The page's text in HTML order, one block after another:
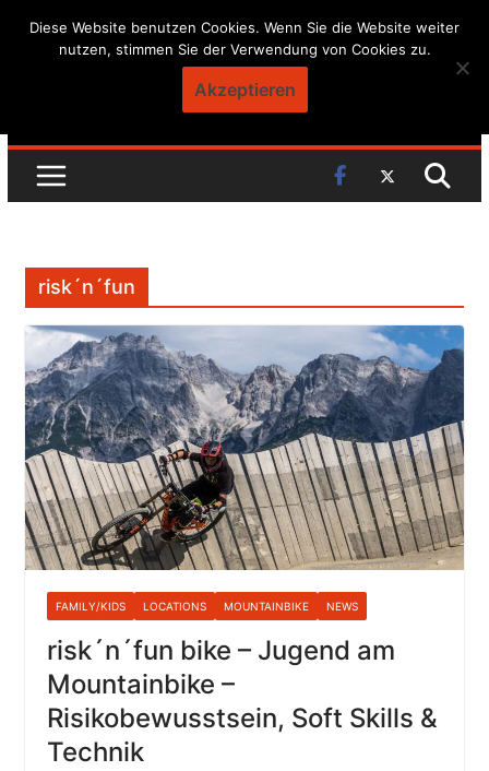
Skip
risk´n´fun
FAMILY/KIDS LOCATIONS MOUNTAINBIKE NEWS
risk´n´fun bike – Jugend am
Mountainbike –
Risikobewusstsein, Soft Skills &
Technik
Diese Website benutzen Cookies. Wenn Sie die Website weiter
nutzen, stimmen Sie der Verwendung von Cookies zu.
Akzeptieren